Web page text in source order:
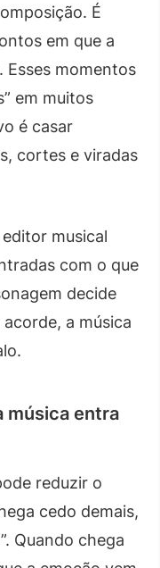
É
em que a
Esses momentos
em muitos
é casar
cortes e viradas
musical
com o que
decide
a música
música entra
reduzir o
cedo demais,
Quando chega